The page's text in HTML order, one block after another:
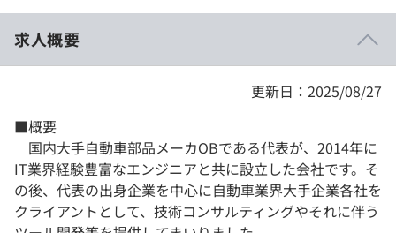
契約内容・クーポン
求人概要
更新日：2025/08/27
■概要
国内大手自動車部品メーカOBである代表が、2014年に
IT業界経験豊富なエンジニアと共に設立した会社です。そ
の後、代表の出身企業を中心に自動車業界大手企業各社を
クライアントとして、技術コンサルティングやそれに伴う